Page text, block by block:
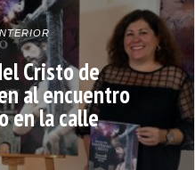
Cristo de
al encuentro
en la calle